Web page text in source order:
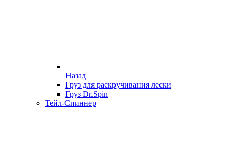
Назад
Груз для раскручивания лески
Груз Dr.Spin
Тейл-Спиннер